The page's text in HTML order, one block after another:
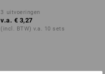
3 uitvoeringen
v.a. € 3,27
(incl. BTW) v.a. 10 sets